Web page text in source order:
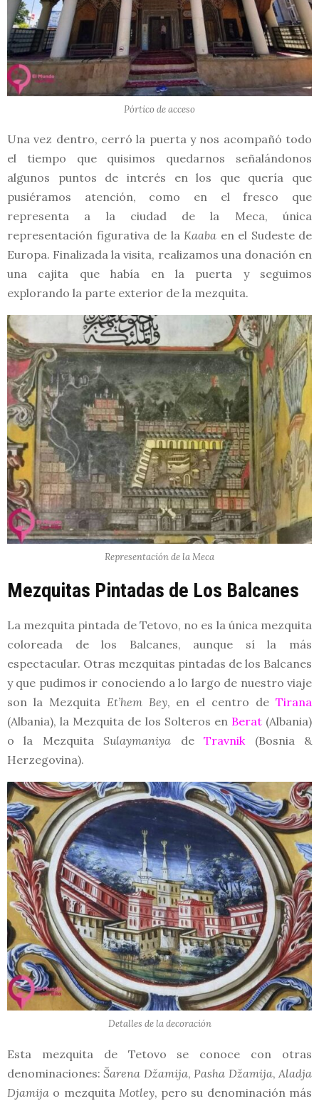
Pórtico de acceso
Una vez dentro, cerró la puerta y nos acompañó todo
el tiempo que quisimos quedarnos señalándonos
algunos puntos de interés en los que quería que
pusiéramos atención, como en el fresco que
representa a la ciudad de la Meca, única
representación figurativa de la Kaaba en el Sudeste de
Europa. Finalizada la visita, realizamos una donación en
una cajita que había en la puerta y seguimos
explorando la parte exterior de la mezquita.
Representación de la Meca
Mezquitas Pintadas de Los Balcanes
La mezquita pintada de Tetovo, no es la única mezquita
coloreada de los Balcanes, aunque sí la más
espectacular. Otras mezquitas pintadas de los Balcanes
y que pudimos ir conociendo a lo largo de nuestro viaje
son la Mezquita Et’hem Bey, en el centro deTirana
(Albania), la Mezquita de los Solteros en Berat(Albania)
o la MezquitaSulaymaniya deTravnik (Bosnia &
Herzegovina).
Detalles de la decoración
Esta mezquita de Tetovo se conoce con otras
denominaciones:Šarena Džamija, Pasha Džamija, Aladja
Djamija o mezquita Motley, pero su denominación más